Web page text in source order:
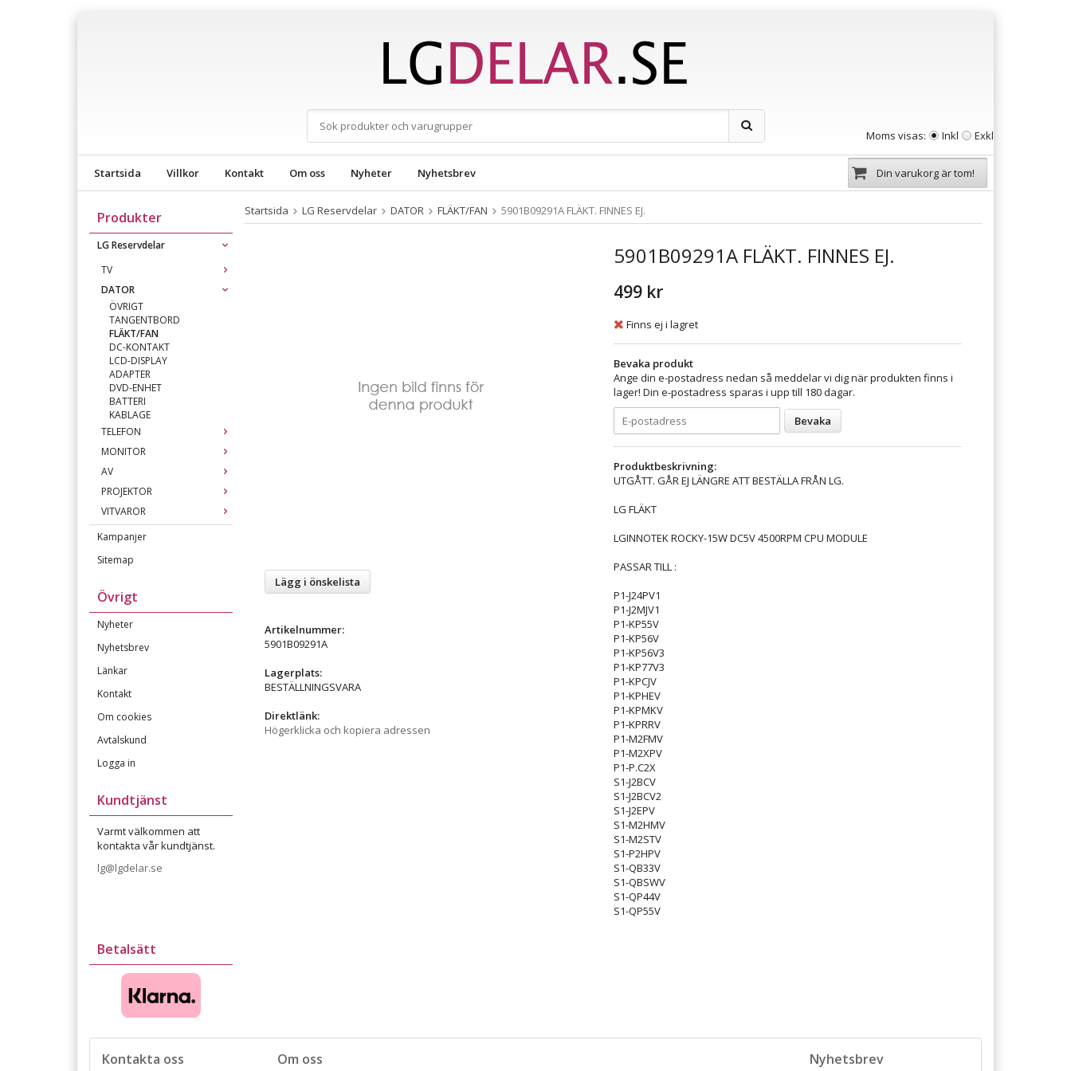
Moms visas: Inkl Exkl
Startsida Villkor Kontakt Om oss Nyheter Nyhetsbrev Din varukorg är tom!
Produkter
LG Reservdelar
TV
DATOR
ÖVRIGT
TANGENTBORD
FLÄKT/FAN
DC-KONTAKT
LCD-DISPLAY
ADAPTER
DVD-ENHET
BATTERI
KABLAGE
TELEFON
MONITOR
AV
PROJEKTOR
VITVAROR
Kampanjer
Sitemap
Övrigt
Nyheter
Nyhetsbrev
Länkar
Kontakt
Om cookies
Avtalskund
Logga in
Kundtjänst
Varmt välkommen att
kontakta vår kundtjänst.
lg@lgdelar.se
Betalsätt
Startsida LG Reservdelar DATOR FLÄKT/FAN 5901B09291A FLÄKT. FINNES EJ.
5901B09291A FLÄKT. FINNES EJ.
499 kr
Finns ej i lagret
Bevaka produkt
Ange din e-postadress nedan så meddelar vi dig när produkten finns i
lager! Din e-postadress sparas i upp till 180 dagar.
Bevaka
Produktbeskrivning:
UTGÅTT. GÅR EJ LÄNGRE ATT BESTÄLLA FRÅN LG.
LG FLÄKT
LGINNOTEK ROCKY-15W DC5V 4500RPM CPU MODULE
PASSAR TILL :
P1-J24PV1
P1-J2MJV1
P1-KP55V
P1-KP56V
P1-KP56V3
P1-KP77V3
P1-KPCJV
P1-KPHEV
P1-KPMKV
P1-KPRRV
P1-M2FMV
P1-M2XPV
P1-P.C2X
S1-J2BCV
S1-J2BCV2
S1-J2EPV
S1-M2HMV
S1-M2STV
S1-P2HPV
S1-QB33V
S1-QBSWV
S1-QP44V
S1-QP55V
Lägg i önskelista
Artikelnummer:
5901B09291A
Lagerplats:
BESTÄLLNINGSVARA
Direktlänk:
Högerklicka och kopiera adressen
Kontakta oss Nyhetsbrev
Om oss